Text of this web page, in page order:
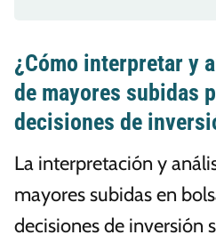
¿Cómo interpretar y
de mayores subidas
decisiones de
La interpretación y
mayores subidas en
decisiones de inversión